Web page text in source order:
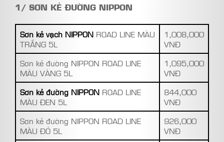
1/ SƠN KẺ ĐƯỜNG NIPPON
Sơn kẻ vạch NIPPON ROAD LINE MÀU
TRẮNG 5L
1,008,000
VNĐ
Sơn kẻ đường NIPPON ROAD LINE
MÀU VÀNG 5L
1,095,000
VNĐ
Sơn kẻ đường NIPPON ROAD LINE
MÀU ĐEN 5L
844,000
VNĐ
Sơn kẻ đường NIPPON ROAD LINE
MÀU ĐỎ 5L
926,000
VNĐ